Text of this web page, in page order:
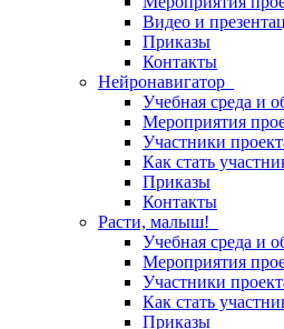
Видео и
Приказы
Контакты
Нейронавигатор
Учебная среда и
Мероприятия
Участники
Как стать
Приказы
Контакты
Расти, малыш!
Учебная среда и
Мероприятия
Участники
Как стать
Приказы